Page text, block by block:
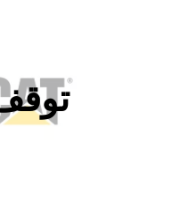
توقف